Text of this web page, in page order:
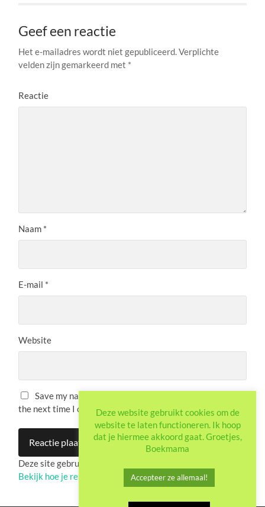
Geef een reactie
Het e-mailadres wordt niet gepubliceerd. Verplichte
velden zijn gemarkeerd met *
Reactie
Naam *
E-mail *
Website
Save my name, email, and website in this browser for
the next time I comment.
Deze site gebruikt Akismet om spam te verminderen.
Bekijk hoe je reactie-gegevens worden verwerkt.
Deze website gebruikt cookies om de
website te laten functioneren. Ik hoop
dat je hiermee akkoord gaat. Groetjes,
Boekmama
Accepteer ze allemaal!